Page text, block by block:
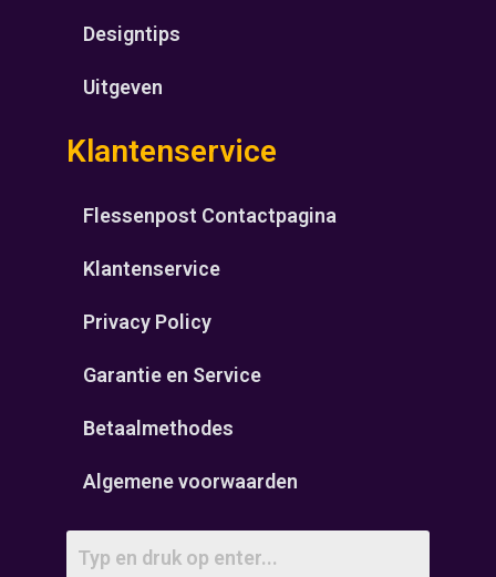
Designtips
Uitgeven
Klantenservice
Flessenpost Contactpagina
Klantenservice
Privacy Policy
Garantie en Service
Betaalmethodes
Algemene voorwaarden